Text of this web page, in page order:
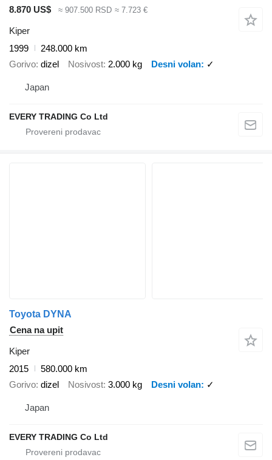
8.870 US$
≈ 907.500 RSD ≈ 7.723 €
Kiper
1999
248.000 km
Gorivo dizel Nosivost 2.000 kg Desni volan ✓
Japan
EVERY TRADING Co Ltd
Toyota DYNA
Cena na upit
Kiper
2015
580.000 km
Gorivo dizel Nosivost 3.000 kg Desni volan ✓
Japan
EVERY TRADING Co Ltd